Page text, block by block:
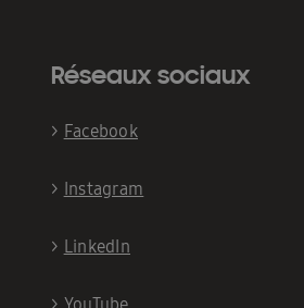
Réseaux sociaux
> Facebook
> Instagram
> LinkedIn